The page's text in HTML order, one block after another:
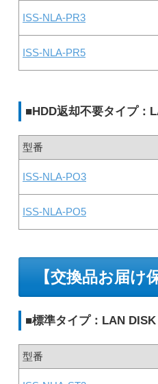
ISS-NLA-PR3
ISS-NLA-PR5
■HDD返却不要タイプ：
型番
ISS-NLA-PO3
ISS-NLA-PO5
【交換品お届け
■標準タイプ：LAN
型番